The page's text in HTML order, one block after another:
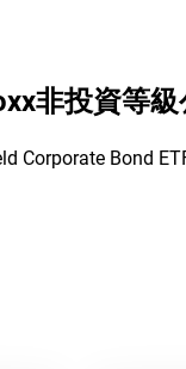
非投資等級
Corporate Bond